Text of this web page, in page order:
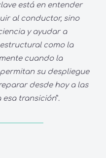
está en entender
al conductor, sino
y ayudar a
como la
cuando la
su despliegue
desde hoy a las
esa transición”.